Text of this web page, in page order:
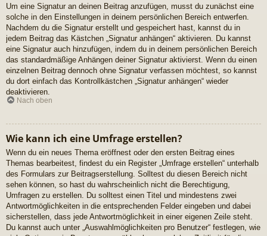
Um eine Signatur an deinen Beitrag anzufügen, musst du zunächst eine
solche in den Einstellungen in deinem persönlichen Bereich entwerfen.
Nachdem du die Signatur erstellt und gespeichert hast, kannst du in
jedem Beitrag das Kästchen „Signatur anhängen“ aktivieren. Du kannst
eine Signatur auch hinzufügen, indem du in deinem persönlichen Bereich
das standardmäßige Anhängen deiner Signatur aktivierst. Wenn du einen
einzelnen Beitrag dennoch ohne Signatur verfassen möchtest, so kannst
du dort einfach das Kontrollkästchen „Signatur anhängen“ wieder
deaktivieren.
Nach oben
Wie kann ich eine Umfrage erstellen?
Wenn du ein neues Thema eröffnest oder den ersten Beitrag eines
Themas bearbeitest, findest du ein Register „Umfrage erstellen“ unterhalb
des Formulars zur Beitragserstellung. Solltest du diesen Bereich nicht
sehen können, so hast du wahrscheinlich nicht die Berechtigung,
Umfragen zu erstellen. Du solltest einen Titel und mindestens zwei
Antwortmöglichkeiten in die entsprechenden Felder eingeben und dabei
sicherstellen, dass jede Antwortmöglichkeit in einer eigenen Zeile steht.
Du kannst auch unter „Auswahlmöglichkeiten pro Benutzer“ festlegen, wie